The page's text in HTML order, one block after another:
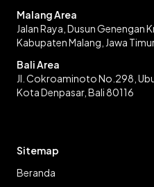
Malang Area
Jalan Raya, Dusun Genengan
Kabupaten Malang, Jawa
Bali Area
Jl. Cokroaminoto No.298,
Kota Denpasar, Bali 80116
Sitemap
Beranda